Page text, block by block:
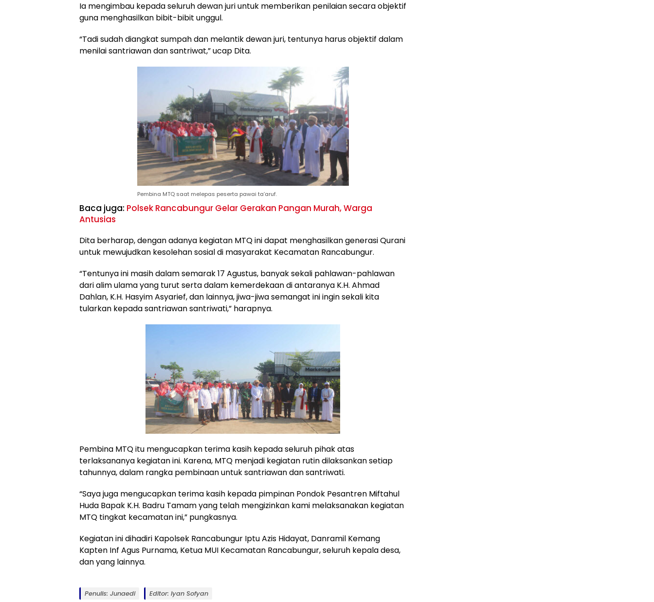
Ia mengimbau kepada seluruh dewan juri untuk memberikan penilaian secara objektif
guna menghasilkan bibit-bibit unggul.
“Tadi sudah diangkat sumpah dan melantik dewan juri, tentunya harus objektif dalam
menilai santriawan dan santriwat,” ucap Dita.
Pembina MTQ saat melepas peserta pawai ta’aruf.
Baca juga: Polsek Rancabungur Gelar Gerakan Pangan Murah, Warga
Antusias
Dita berharap, dengan adanya kegiatan MTQ ini dapat menghasilkan generasi Qurani
untuk mewujudkan kesolehan sosial di masyarakat Kecamatan Rancabungur.
“Tentunya ini masih dalam semarak 17 Agustus, banyak sekali pahlawan-pahlawan
dari alim ulama yang turut serta dalam kemerdekaan di antaranya K.H. Ahmad
Dahlan, K.H. Hasyim Asyarief, dan lainnya, jiwa-jiwa semangat ini ingin sekali kita
tularkan kepada santriawan santriwati,” harapnya.
Pembina MTQ itu mengucapkan terima kasih kepada seluruh pihak atas
terlaksananya kegiatan ini. Karena, MTQ menjadi kegiatan rutin dilaksankan setiap
tahunnya, dalam rangka pembinaan untuk santriawan dan santriwati.
“Saya juga mengucapkan terima kasih kepada pimpinan Pondok Pesantren Miftahul
Huda Bapak K.H. Badru Tamam yang telah mengizinkan kami melaksanakan kegiatan
MTQ tingkat kecamatan ini,” pungkasnya.
Kegiatan ini dihadiri Kapolsek Rancabungur Iptu Azis Hidayat, Danramil Kemang
Kapten Inf Agus Purnama, Ketua MUI Kecamatan Rancabungur, seluruh kepala desa,
dan yang lainnya.
Penulis: Junaedi Editor: Iyan Sofyan